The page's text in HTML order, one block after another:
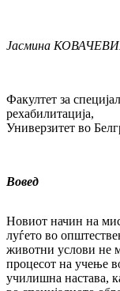
Јасмина
Факултет за
рехабилитација,
Универзитет во
Вовед
Новиот начин на
лу­ѓе­то во
животни ус­ло­ви не
процесот на учење
училишна настава,